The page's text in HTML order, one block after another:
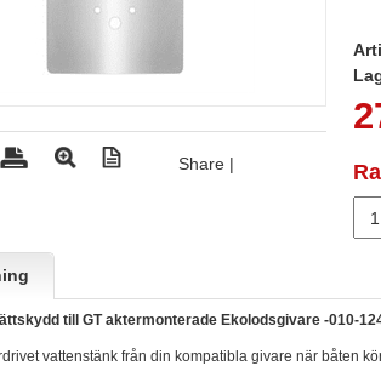
Share |
till GT aktermonterade Ekolodsgivare -010-
vattenstänk från din kompatibla givare när båten